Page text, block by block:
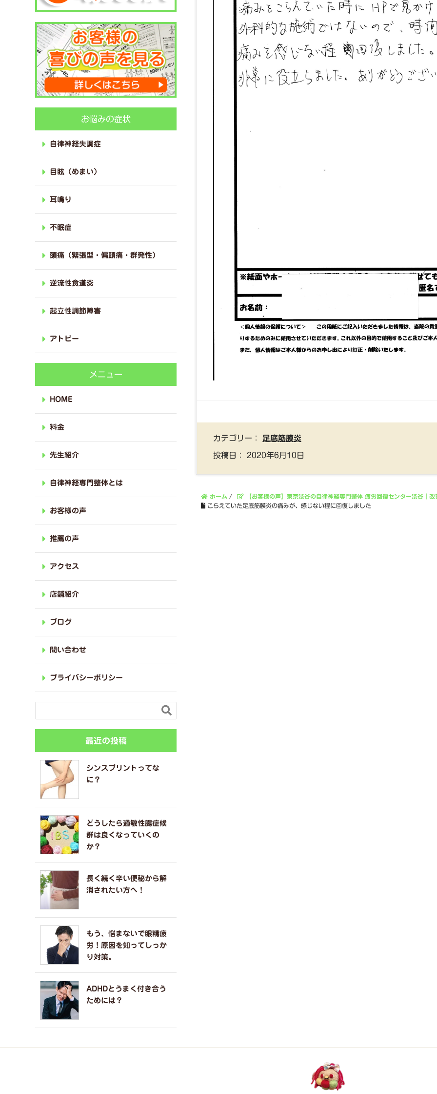
カテゴリー： 足底筋膜炎
投稿日： 2020年6月10日
ホーム / 【お客様の声】東京渋谷の自律神経専門整体 疲労回復センター渋谷｜
こらえていた足底筋膜炎の痛みが、感じない程に回復しました
お悩みの症状
自律神経失調症
目眩（めまい）
耳鳴り
不眠症
頭痛（緊張型・偏頭痛・群発性）
逆流性食道炎
起立性調節障害
アトピー
メニュー
HOME
料金
先生紹介
自律神経専門整体とは
お客様の声
推薦の声
アクセス
店舗紹介
ブログ
問い合わせ
プライバシーポリシー

最近の投稿
シンスプリントってな
に？
どうしたら過敏性腸症候
群は良くなっていくの
か？
長く続く辛い便秘から解
消されたい方へ！
もう、悩まないで眼精疲
労！原因を知ってしっか
り対策。
ADHDとうまく付き合う
ためには？